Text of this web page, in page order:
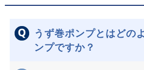
うず巻ポンプとはどの
ンプですか？